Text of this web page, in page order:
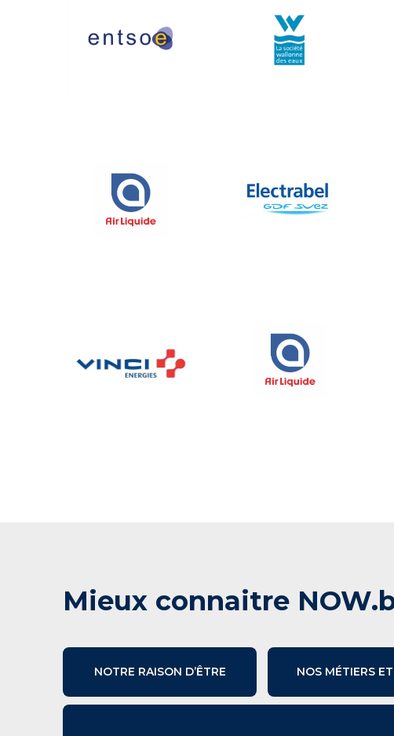
Mieux connaitre
NOTRE RAISON D’ÊTRE NOS MÉTIERS